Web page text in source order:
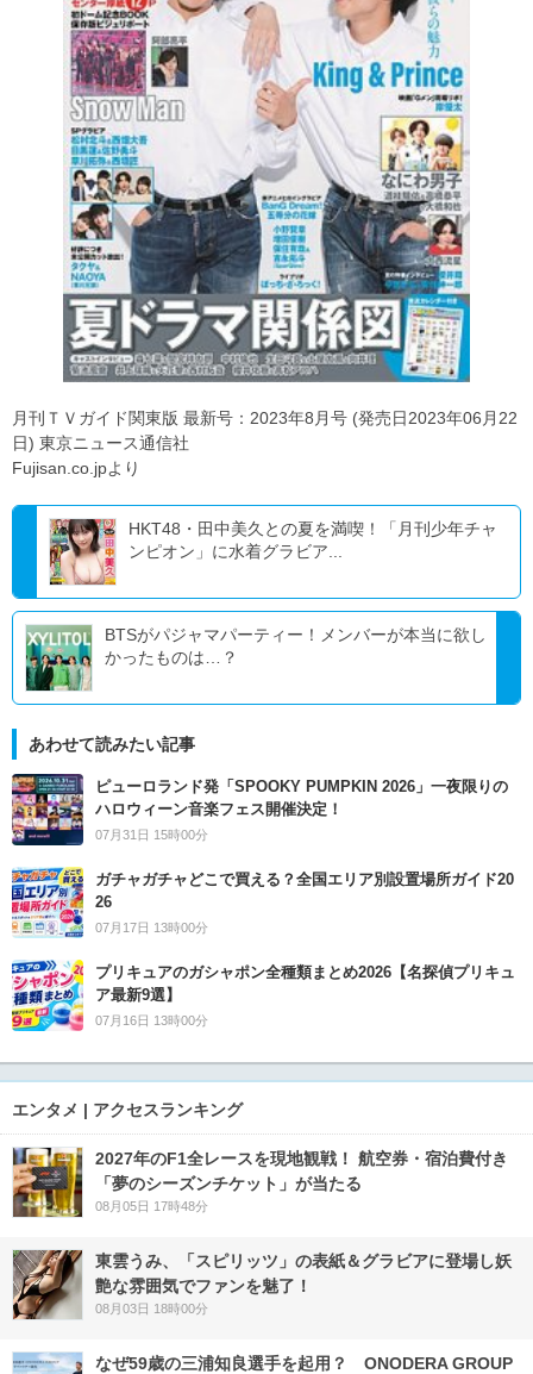
月刊ＴＶガイド関東版 最新号：2023年8月号 (発売日2023年06月22
日) 東京ニュース通信社
Fujisan.co.jpより
HKT48・田中美久との夏を満喫！「月刊少年チャ
ンピオン」に水着グラビア...
BTSがパジャマパーティー！メンバーが本当に欲し
かったものは…？
あわせて読みたい記事
ピューロランド発「SPOOKY PUMPKIN 2026」一夜限りの
ハロウィーン音楽フェス開催決定！
07月31日 15時00分
ガチャガチャどこで買える？全国エリア別設置場所ガイド20
26
07月17日 13時00分
プリキュアのガシャポン全種類まとめ2026【名探偵プリキュ
ア最新9選】
07月16日 13時00分
エンタメ | アクセスランキング
2027年のF1全レースを現地観戦！ 航空券・宿泊費付き
「夢のシーズンチケット」が当たる
08月05日 17時48分
東雲うみ、「スピリッツ」の表紙＆グラビアに登場し妖
艶な雰囲気でファンを魅了！
08月03日 18時00分
なぜ59歳の三浦知良選手を起用？ ONODERA GROUP